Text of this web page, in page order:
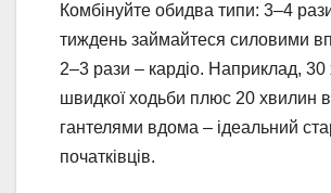
Комбінуйте обидва типи: 3–4
тиждень займайтеся силовими
2–3 рази – кардіо. Наприклад, 30
швидкої ходьби плюс 20 хвилин
гантелями вдома – ідеальний
початківців.